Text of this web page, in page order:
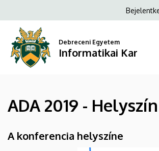
2019
Helyszín
Informatikai
Kar
a
tartalomra
Anonim
menüje
Debreceni Egyetem
Informatikai Kar
ADA 2019 - Helyszín
A konferencia helyszíne